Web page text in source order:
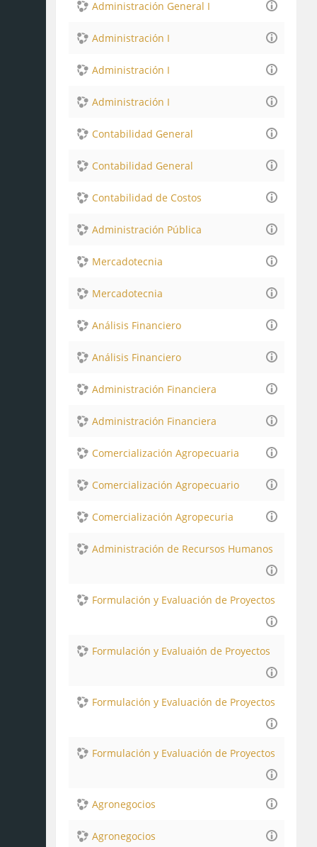
Administración General I
Administración I
Administración I
Administración I
Contabilidad General
Contabilidad General
Contabilidad de Costos
Administración Pública
Mercadotecnia
Mercadotecnia
Análisis Financiero
Análisis Financiero
Administración Financiera
Administración Financiera
Comercialización Agropecuaria
Comercialización Agropecuario
Comercialización Agropecuria
Administración de Recursos Humanos
Formulación y Evaluación de Proyectos
Formulación y Evaluaión de Proyectos
Formulación y Evaluación de Proyectos
Formulación y Evaluación de Proyectos
Agronegocios
Agronegocios